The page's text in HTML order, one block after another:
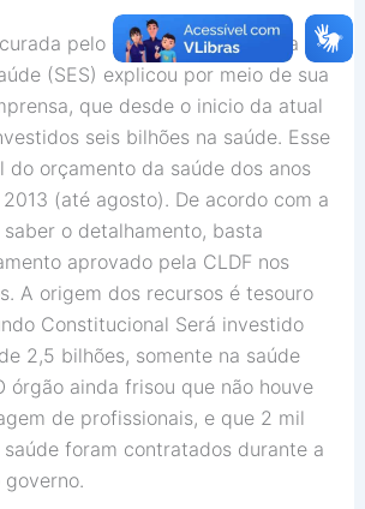
pelo Guardian Notícias
, a
(SES) explicou por meio de sua
que desde o inicio da atual
seis bilhões na saúde. Esse
do orçamento da saúde dos anos
2013 (até agosto). De acordo com a
o detalhamento, basta
aprovado pela CLDF nos
A origem dos recursos é tesouro
Constitucional Será investido
2,5 bilhões, somente na saúde
órgão ainda frisou que não houve
de profissionais, e que 2 mil
foram contratados durante a